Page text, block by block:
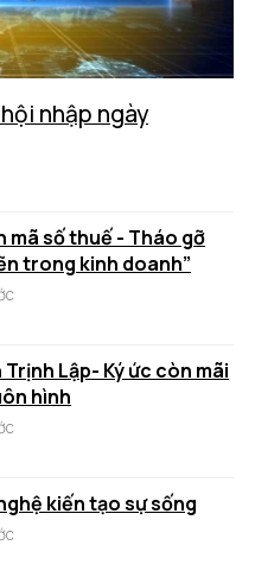
nhập ngày
mã số thuế - Tháo gỡ
trong kinh doanh”
Trịnh Lập- Ký ức còn mãi
hình
kiến tạo sự sống